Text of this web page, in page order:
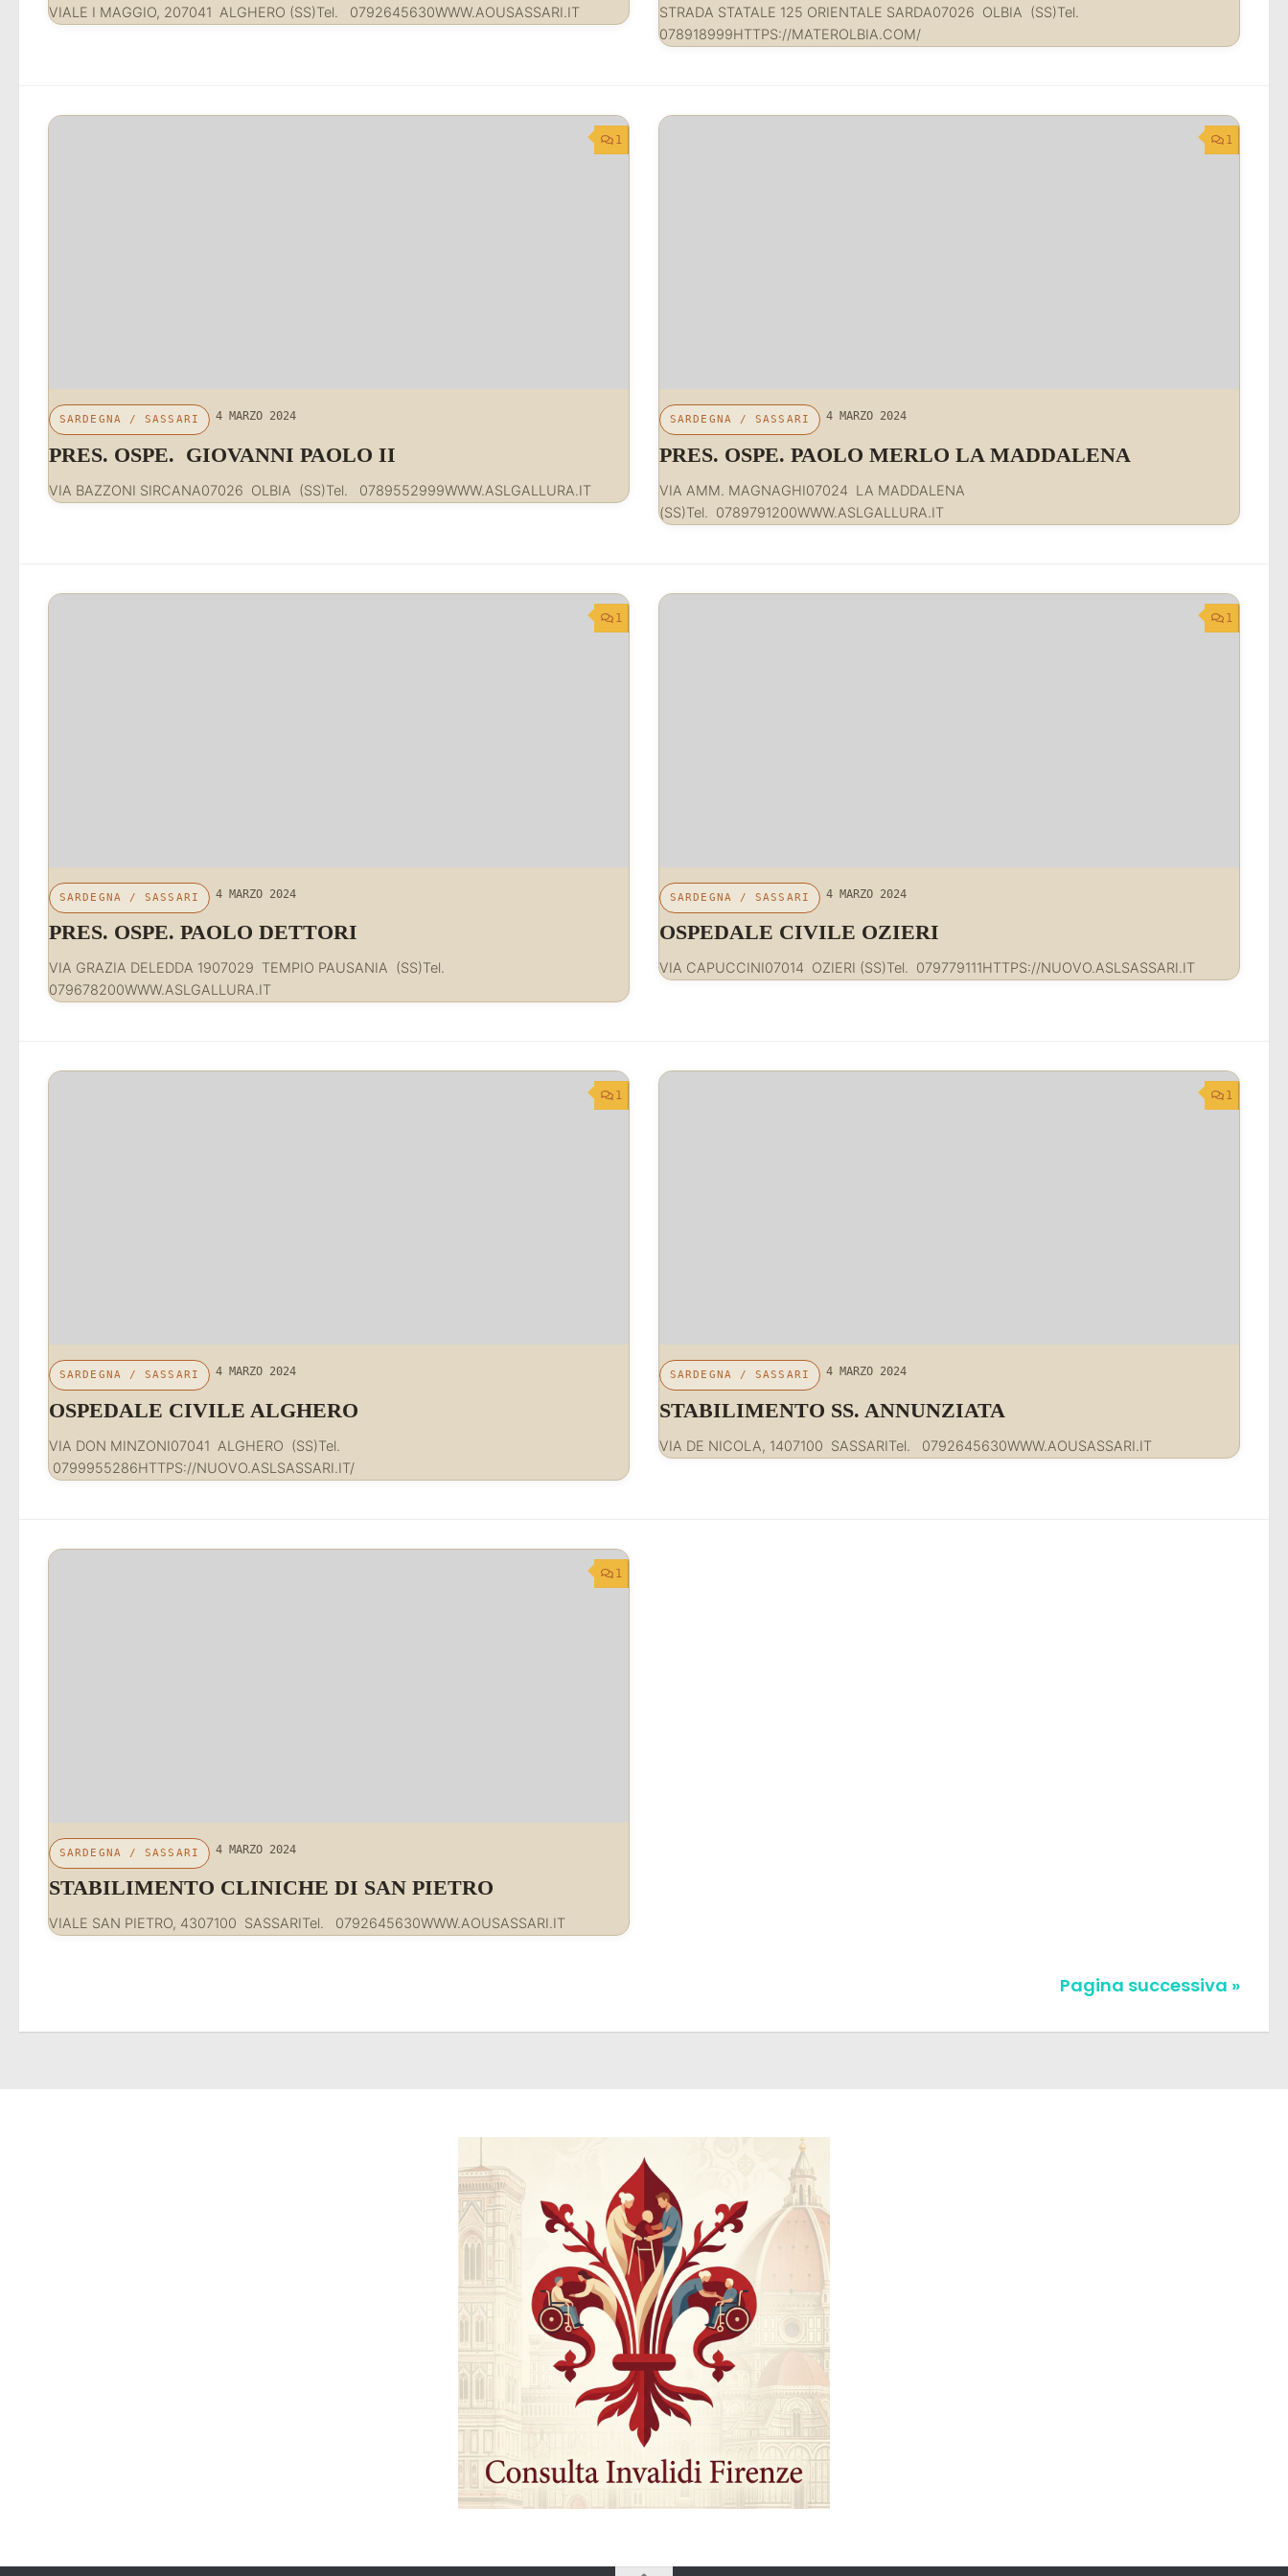
VIALE I MAGGIO, 207041 ALGHERO (SS)Tel. 0792645630WWW.AOUSASSARI.IT
STRADA STATALE 125 ORIENTALE SARDA07026 OLBIA (SS)Tel.
078918999HTTPS://MATEROLBIA.COM/
1
SARDEGNA /SASSARI 4 MARZO 2024
PRES. OSPE. GIOVANNI PAOLO II
VIA BAZZONI SIRCANA07026 OLBIA (SS)Tel. 0789552999WWW.ASLGALLURA.IT
1
SARDEGNA /SASSARI 4 MARZO 2024
PRES. OSPE. PAOLO MERLO LA MADDALENA
VIA AMM. MAGNAGHI07024 LA MADDALENA
(SS)Tel. 0789791200WWW.ASLGALLURA.IT
1
SARDEGNA /SASSARI 4 MARZO 2024
PRES. OSPE. PAOLO DETTORI
VIA GRAZIA DELEDDA 1907029 TEMPIO PAUSANIA (SS)Tel.
079678200WWW.ASLGALLURA.IT
1
SARDEGNA /SASSARI 4 MARZO 2024
OSPEDALE CIVILE OZIERI
VIA CAPUCCINI07014 OZIERI (SS)Tel. 079779111HTTPS://NUOVO.ASLSASSARI.IT
1
SARDEGNA /SASSARI 4 MARZO 2024
OSPEDALE CIVILE ALGHERO
VIA DON MINZONI07041 ALGHERO (SS)Tel.
0799955286HTTPS://NUOVO.ASLSASSARI.IT/
1
SARDEGNA /SASSARI 4 MARZO 2024
STABILIMENTO SS. ANNUNZIATA
VIA DE NICOLA, 1407100 SASSARITel. 0792645630WWW.AOUSASSARI.IT
1
SARDEGNA /SASSARI 4 MARZO 2024
STABILIMENTO CLINICHE DI SAN PIETRO
VIALE SAN PIETRO, 4307100 SASSARITel. 0792645630WWW.AOUSASSARI.IT
Pagina successiva »